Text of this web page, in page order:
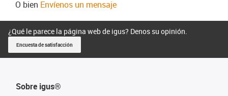
O bien Envíenos un mensaje
¿Qué le parece la página web de igus? Denos su opinión.
Encuesta de satisfacción
Sobre igus®